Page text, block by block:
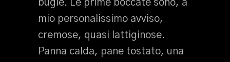
bugie. Le prime boccate sono, a
mio personalissimo avviso,
cremose, quasi lattiginose.
Panna calda, pane tostato, una